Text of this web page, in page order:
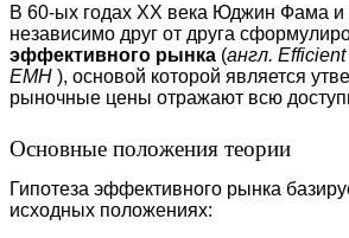
В 60-ых годах XX века Юджин Фама
независимо друг от друга
эффективного рынка (англ.
EMH ), основой которой является
рыночные цены отражают всю
Основные положения теории
Гипотеза эффективного рынка
исходных положениях: